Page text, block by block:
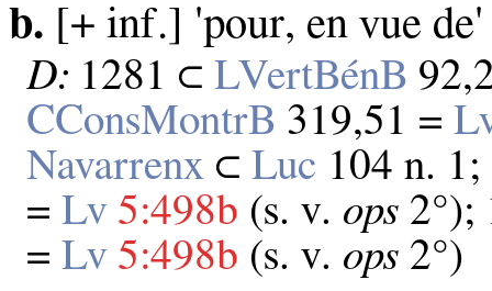
b. [+ inf.] 'pour, en vue de'
D: 1281 ⊂LVertBénB
CConsMontrB 319,51 =
Navarrenx ⊂Luc 104 n.
=Lv 5:498b (s. v. ops 2°);
=Lv 5:498b (s. v. ops 2°)